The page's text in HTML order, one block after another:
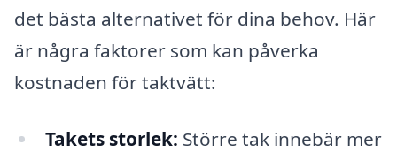
det bästa alternativet för dina behov. Här
är några faktorer som kan påverka
kostnaden för taktvätt:
Takets storlek: Större tak innebär mer